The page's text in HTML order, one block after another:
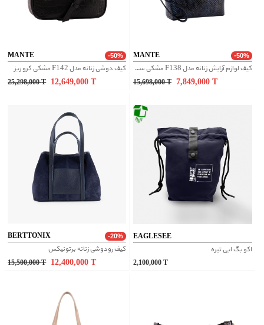
MANTE -50%
کیف دوشی زنانه مدل F142 مشکی کرو ریز
25,298,000 T 12,649,000
MANTE -50%
کیف لوازم آرایش زنانه مدل F138 مشکی سرمه ای
15,698,000 T 7,849,000
BERTTONIX -20%
کیف رودوشی زنانه برتونیکس
15,500,000 T 12,400,000
EAGLESEE
اکو بگ ابی تیره
2,100,000